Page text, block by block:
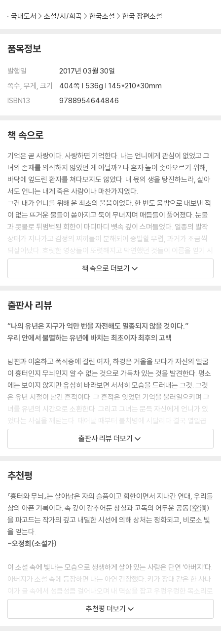
국내도서 소설/시/희곡 한국소설 한국 장편소설
품목정보
발행일
2017년 03월 30일
쪽수, 무게, 크기
404쪽 | 536g | 145*210*30mm
ISBN13
9788954644846
책 속으로
기억은 곧 사랑이다. 사랑하면 기억한다. 나는 언니에게 관심이 없었고 그
녀의 존재를 의식하지 않았던 게 아닐까? 나 혼자 높이 솟아오르기 위해,
바닥에 엎드린 환자를 쳐다보지도 않았다. 내 몫의 생을 탕진하느라, 살아
서도 언니는 내게 죽은 사람이나 마찬가지였다.
그건 내가 언니를 위해 운 최초의 울음이었다. 한 번도 몸밖으로 내보낸 적
이 없는 뜨거운 물들이 쏟아지고 둑이 무너지며 매듭들이 풀어졌다. 눈물
과 콧물로 뒤범벅된 회한이 마디마디 뼛속 깊이 스며들었다. 일종의 발작
상태가 지나가고 감정의 찌끼들이 분해되어 증발할 무렵, 과거가 조금씩
되살아났다. 흐릿한 영상들이 또렷해지고 막연했던 것들이 이름을 얻기 시
작했다. 과거는 한꺼번에 복원되지 않는다. 서서히 현재의 수면 위로 겹쳐
기침을 하고 가래를 뱉고 숨을 몰아쉴 뿐. 입안에 음식을 넣고 씹을 때도,
산더미 같은 조제약을 삼킬 때도 언니는 소리를 내지 않았다. 약동하는 나
의 육체는 꺼져가는 생명의 탄식을 듣지 못했다. 새벽녘에 오줌이 마려워
새어나오는 불규칙한 소리들을 방구석에 처박힌 고장난 라디오의 소음인
양 나는 무심히 지나쳤다.
언니는 자신의 감정을 표현하지 않았다.
언니는 웃지 않았다. 울지 않았다. 아프다고 투정하지도 않았다. 무얼 사달
라고 떼쓴 적도 없다. “너 이거 먹을래?” 엄마가 음식을 코앞에 들이댈 때
도 말없이 끄덕이거나, 싫으면 고개를 돌렸다. 인내하며 언니는 그냥 존재
했다. --- p.49~50
가난한 집에선 뭘 감추기가 어려운 법이다. 한 방에서 부대끼니 사랑도 증
감추지 않았다. 이쁜 미경은 엄마의 보물이었고, 공부 잘하는 나는 아버지
야지.” 부모의 관심을 끌려는 치열한 경쟁에서 언니와 막내는 뒷전으로 밀
려났다. 아이들은 우애를 배우기 전에 질투와 경쟁부터 배운다.
우리집은 한시도 조용할 날이 없었다. 아이들끼리, 어른들끼리, 아이들과
어른들 간에 크고 작은 다툼으로 날이 샜다. 비 오는 날이면 우산살이 덜 부
러진 우산을 차지하려 신경전을 벌였고, 아침밥을 먹고 먼저 성한 우산을
라 우기며 잡아당겼다. 우리는 싸울 거리가 없으면 일부러 만들어서라도
싸웠다. --- p.132
우리는 어떻게 다른 사람과 구별되나. 현재의 나를 만든 건 무엇일까? 어린
날의 사건들을 이러쿵저러쿵 길게 끌고 다니며 내가 간과한 진실이 있다.
책 속으로 더보기
출판사 리뷰
“나의 유년은 지구가 억만 번을 자전해도 멸종되지 않을 것이다.”
우리 안에서 불멸하는 유년에 바치는 최초이자 최후의 고백
남편과 이혼하고 폭식증에 걸린 여자, 하경은 거울을 보다가 자신의 얼굴
이 흉터인지 무늬인지 알 수 없는 것으로 가득차 있는 것을 발견한다. 평소
에는 보이지 않지만 유심히 바라보면 서서히 모습을 드러내는 그것. 그것
은 유년 시절이 남긴 흔적이다. 그 흔적은 잊었던 기억을 불러일으키며 그
녀를 유년의 시간으로 소환한다. 그리고 그녀는 문득 자신에게 언니가 있
었다는 사실을 깨닫는다. 태어날 때부터 불치병에 시달리다 결국 열일곱
나이에 미국에서 세상을 떠난 언니. 하경은 언니가 죽은 이후 마치 그녀가
처음부터 세상에 존재하지 않았던 것처럼 그녀를 완전히 잊고 살아왔다는
하경은 권위적인 아버지와 순종적인 어머니 아래에서 세 자매와 함께 자란
다. 아버지 정일도는 박정희 정권에 반대한 쿠데타인 ‘반혁명 사건’에 가담
한 유일한 민간인으로, 감옥에서 나온 뒤 일정한 직장 없이 사회의 변방을
떠돈다. 그는 조금만 심사가 뒤틀려도 밥상을 뒤엎어 가족 모두를 숨죽이
게 만든다. 정일도의 삶은 현대사와 맞물리며 가파르게 오르내린다. 하경
네 가족의 삶은 그런 아버지와 함께, 옥수수죽과 깍두기로 하루하루를 지
그 가족 안에서 하경 역시 감정의 풍랑을 겪으며 성장해간다.
하지만 그곳에서 언니는 늘 숨죽이고 있는 존재다. 언니는 침묵 속에 살며,
자신의 존재를 드러내지 않는다. 반면 생명력이 강한 하경은 누구에게도
지고 싶지 않아 놀이에서도 늘 앞장을 서고, 치열하게 공부해서 자신의 존
재감을 쌓아올려간다. 하경이 가족의 기대를 한몸에 받는 동안 언니는 보
출판사 리뷰 더보기
추천평
『흉터와 무늬』는 살아남은 자의 슬픔이고 회한이면서 지나간 연대, 우리들
삶의 아픈 기록이다. 속 깊이 감추어둔 상실과 고독의 어두운 공동(空洞)
을 파고드는 작가의 깊고 내밀한 시선에 의해 상처는 정화되고, 비로소 빛
을 얻는다.
-오정희(소설가)
이 소설 속에 빛나는 모습으로 생생하게 살아 있는 사람은 단연 ‘아버지’다.
아버지가 소설 속에 등장하면 나는 아연 긴장했다. 키가 장대 같은 한 사나
이가 글 속에서 성큼성큼 걸어나오며 내 멱살을 잡고 우렁우렁한 목소리로
“야, 이놈아 지금 뭔 소리 허냐”며 나를 내팽개칠 것만 같았다. 한국 문학에
서 이렇게 강렬한 성격의 아버지를 나는 보지 못했다. ‘아버지’는 다름 아닌
추천평 더보기